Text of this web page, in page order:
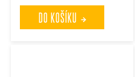
DO KOŠÍKU